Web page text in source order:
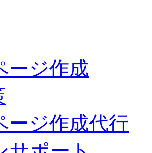
ージ作成
ージ作成代行